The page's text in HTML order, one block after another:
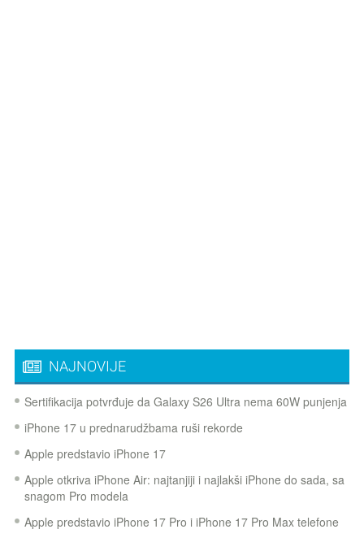
NAJNOVIJE
Sertifikacija potvrđuje da Galaxy S26 Ultra nema 60W punjenja
iPhone 17 u prednarudžbama ruši rekorde
Apple predstavio iPhone 17
Apple otkriva iPhone Air: najtanjiji i najlakši iPhone do sada, sa
snagom Pro modela
Apple predstavio iPhone 17 Pro i iPhone 17 Pro Max telefone